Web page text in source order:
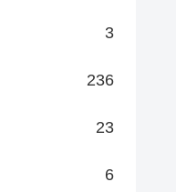
3
236
23
6